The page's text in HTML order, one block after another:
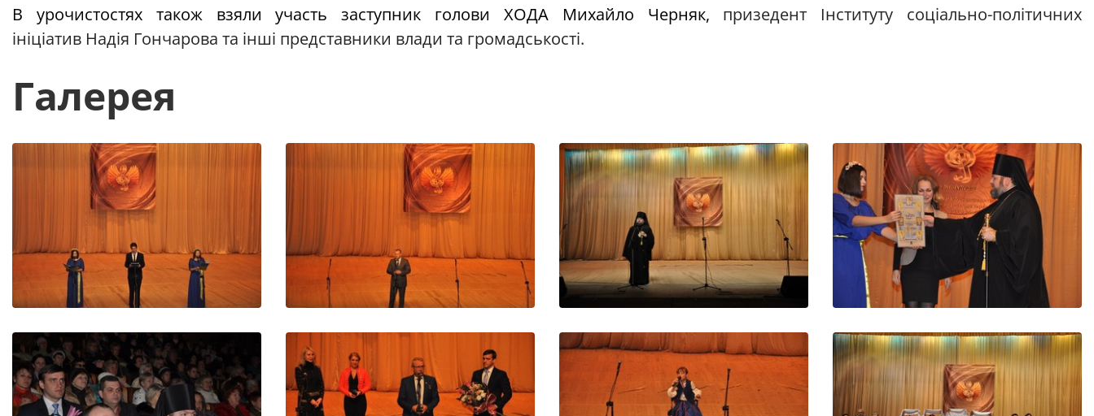
В урочистостях також взяли участьзаступник голови ХОДА Михайло Черняк, призедент Інституту соціально-політичних
ініціатив Надія Гончарова та інші представники влади та громадськості.
Галерея